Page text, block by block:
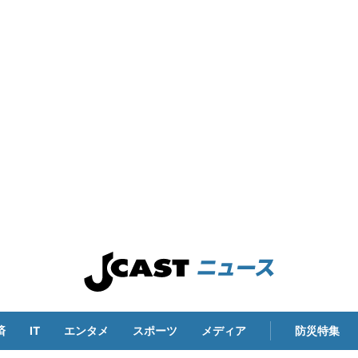
IT エンタメ スポーツ メディア 防災特集